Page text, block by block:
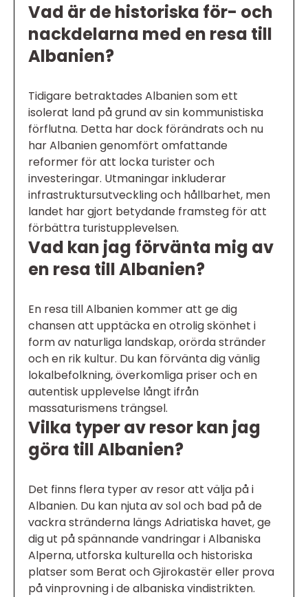
Vad är de historiska för- och
nackdelarna med en resa till
Albanien?
Tidigare betraktades Albanien som ett
isolerat land på grund av sin kommunistiska
förflutna. Detta har dock förändrats och nu
har Albanien genomfört omfattande
reformer för att locka turister och
investeringar. Utmaningar inkluderar
infrastruktursutveckling och hållbarhet, men
landet har gjort betydande framsteg för att
förbättra turistupplevelsen.
Vad kan jag förvänta mig av
en resa till Albanien?
En resa till Albanien kommer att ge dig
chansen att upptäcka en otrolig skönhet i
form av naturliga landskap, orörda stränder
och en rik kultur. Du kan förvänta dig vänlig
lokalbefolkning, överkomliga priser och en
autentisk upplevelse långt ifrån
massaturismens trängsel.
Vilka typer av resor kan jag
göra till Albanien?
Det finns flera typer av resor att välja på i
Albanien. Du kan njuta av sol och bad på de
vackra stränderna längs Adriatiska havet, ge
dig ut på spännande vandringar i Albaniska
Alperna, utforska kulturella och historiska
platser som Berat och Gjirokastër eller prova
på vinprovning i de albaniska vindistrikten.